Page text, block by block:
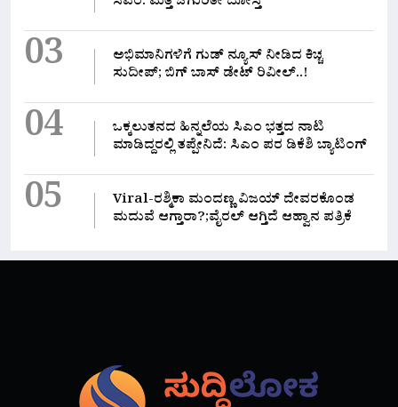
03
ಅಭಿಮಾನಿಗಳಿಗೆ ಗುಡ್ ನ್ಯೂಸ್ ನೀಡಿದ ಕಿಚ್ಚ
ಸುದೀಪ್; ಬಿಗ್ ಬಾಸ್ ಡೇಟ್ ರಿವೀಲ್..!
04
ಒಕ್ಕಲುತನದ ಹಿನ್ನಲೆಯ ಸಿಎಂ ಭತ್ತದ ನಾಟಿ
ಮಾಡಿದ್ದರಲ್ಲಿ‌ ತಪ್ಪೇನಿದೆ: ಸಿಎಂ ಪರ ಡಿಕೆಶಿ ಬ್ಯಾಟಿಂಗ್
05
Viral-ರಶ್ಮಿಕಾ ಮಂದಣ್ಣ ವಿಜಯ್ ದೇವರಕೊಂಡ
ಮದುವೆ ಆಗ್ತಾರಾ?;ವೈರಲ್ ಆಗ್ತಿದೆ ಆಹ್ವಾನ ಪತ್ರಿಕೆ